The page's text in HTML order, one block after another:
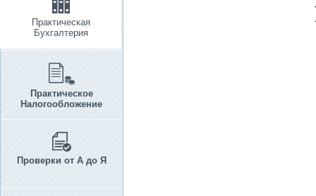
Практическая
Бухгалтерия
Практическое
Налогообложение
Проверки от А до Я